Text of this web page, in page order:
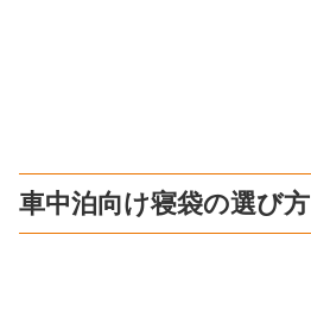
車中泊向け寝袋の選び方